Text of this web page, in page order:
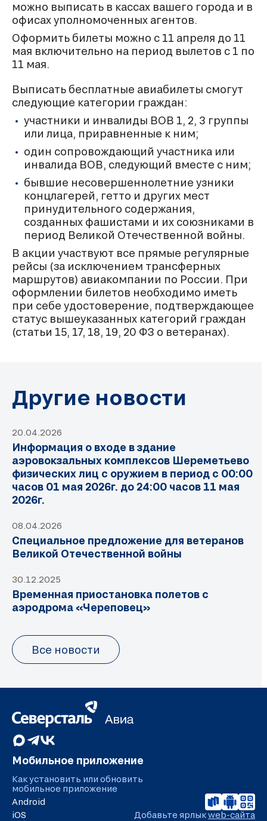
можно выписать в кассах вашего города и в
офисах уполномоченных агентов.
Оформить билеты можно с 11 апреля до 11
мая включительно на период вылетов с 1 по
11 мая.
Выписать бесплатные авиабилеты смогут
следующие категории граждан:
участники и инвалиды ВОВ 1, 2, 3 группы
или лица, приравненные к ним;
один сопровождающий участника или
инвалида ВОВ, следующий вместе с ним;
бывшие несовершеннолетние узники
концлагерей, гетто и других мест
принудительного содержания,
созданных фашистами и их союзниками в
период Великой Отечественной войны.
В акции участвуют все прямые регулярные
рейсы (за исключением трансферных
маршрутов) авиакомпании по России. При
оформлении билетов необходимо иметь
при себе удостоверение, подтверждающее
статус вышеуказанных категорий граждан
(статьи 15, 17, 18, 19, 20 ФЗ о ветеранах).
Другие новости
20.04.2026
Информация о входе в здание
аэровокзальных комплексов Шереметьево
физических лиц с оружием в период с 00:00
часов 01 мая 2026г. до 24:00 часов 11 мая
2026г.
08.04.2026
Специальное предложение для ветеранов
Великой Отечественной войны
30.12.2025
Временная приостановка полетов с
аэродрома «Череповец»
Все новости
Мобильное приложение
Как установить или обновить
мобильное приложение
Android
iOS
Добавьте ярлыкweb-сайта